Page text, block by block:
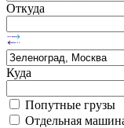
Откуда
Куда
Попутные грузы
Отдельная